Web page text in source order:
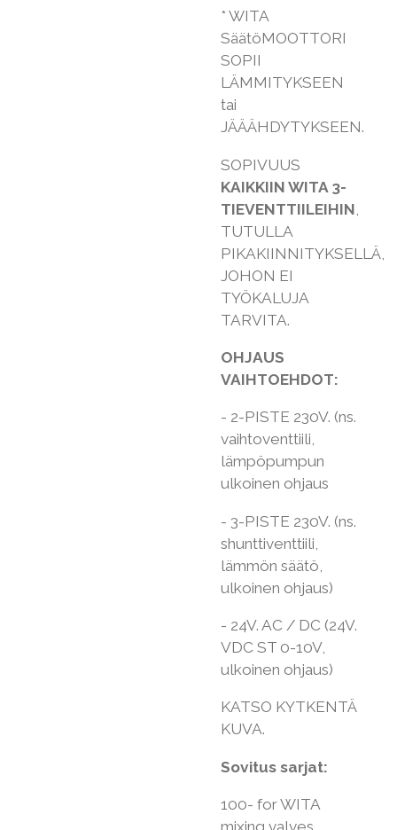
* WITA
SäätöMOOTTORI
SOPII
LÄMMITYKSEEN
tai
JÄÄÄHDYTYKSEEN.
SOPIVUUS
KAIKKIIN WITA 3-
TIEVENTTIILEIHIN
TUTULLA
PIKAKIINNITYKSELLÄ,
JOHON EI
TYÖKALUJA
TARVITA.
OHJAUS
VAIHTOEHDOT:
- 2-PISTE 230V. (ns.
vaihtoventtiili,
lämpöpumpun
ulkoinen ohjaus
- 3-PISTE 230V. (ns.
shunttiventtiili,
lämmön säätö,
ulkoinen ohjaus)
- 24V. AC / DC (24V.
VDC ST 0-10V,
ulkoinen ohjaus)
KATSO KYTKENTÄ
KUVA.
Sovitus sarjat:
100- for WITA
mixing valves